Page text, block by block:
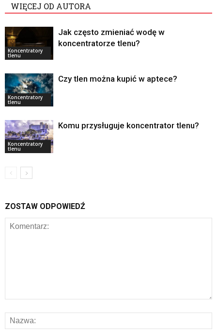
WIĘCEJ OD AUTORA
Koncentratory
tlenu
Jak często zmieniać wodę w
koncentratorze tlenu?
Koncentratory
tlenu
Czy tlen można kupić w aptece?
Koncentratory
tlenu
Komu przysługuje koncentrator tlenu?
ZOSTAW ODPOWIEDŹ